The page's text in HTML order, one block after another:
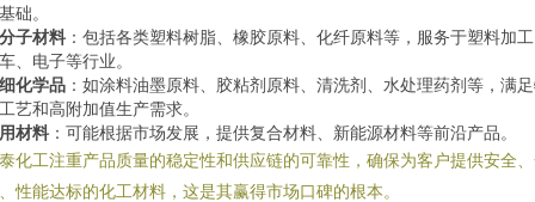
础。
子材料 ：包括各类塑料树脂、橡胶原料、化纤原料等，服务于塑料加
、电子等行业。
化学品 ：如涂料油墨原料、胶粘剂原料、清洗剂、水处理药剂等，满
艺和高附加值生产需求。
材料 ：可能根据市场发展，提供复合材料、新能源材料等前沿产品。
化工注重产品质量的稳定性和供应链的可靠性，确保为客户提供安全
性能达标的化工材料，这是其赢得市场口碑的根本。